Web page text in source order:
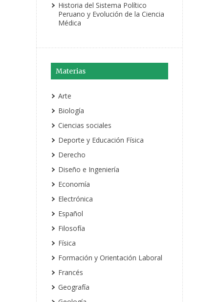
Historia del Sistema Político
Peruano y Evolución de la Ciencia
Médica
Materias
Arte
Biología
Ciencias sociales
Deporte y Educación Física
Derecho
Diseño e Ingeniería
Economía
Electrónica
Español
Filosofía
Física
Formación y Orientación Laboral
Francés
Geografía